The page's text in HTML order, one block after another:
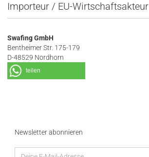
Importeur / EU-Wirtschaftsakteur
Swafing GmbH
Bentheimer Str. 175-179
D-48529 Nordhorn
teilen
Newsletter abonnieren